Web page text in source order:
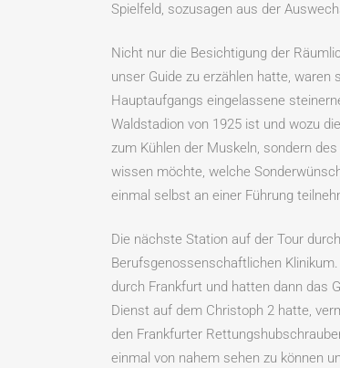
Spielfeld, sozusagen aus der
Nicht nur die Besichtigung der
unser Guide zu erzählen hatte,
Hauptaufgangs eingelassene
Waldstadion von 1925 ist und wozu
zum Kühlen der Muskeln, sondern
wissen möchte, welche
einmal selbst an einer Führung
Die nächste Station auf der Tour
Berufsgenossenschaftlichen
durch Frankfurt und hatten dann das
Dienst auf dem Christoph 2 hatte,
den Frankfurter
einmal von nahem sehen zu können